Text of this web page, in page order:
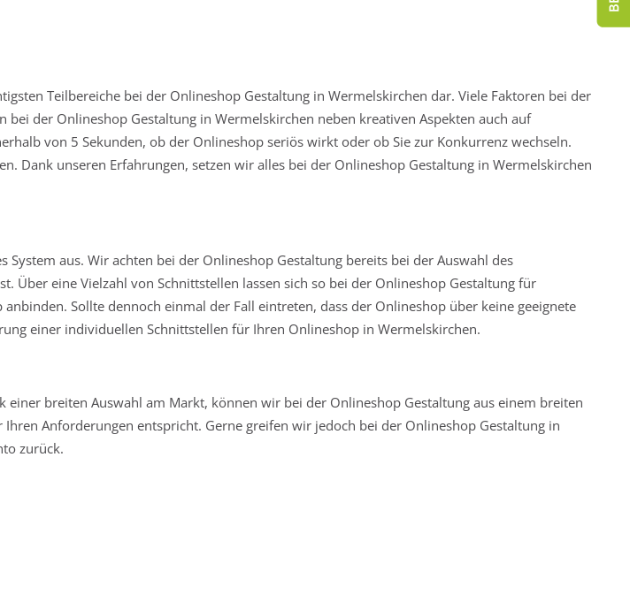
Teilbereiche bei der Onlineshop Gestaltung in Wermelskirchen dar. Viele Faktoren bei der
der Onlineshop Gestaltung in Wermelskirchen neben kreativen Aspekten auch auf
von 5 Sekunden, ob der Onlineshop seriös wirkt oder ob Sie zur Konkurrenz wechseln.
Dank unseren Erfahrungen, setzen wir alles bei der Onlineshop Gestaltung in Wermelskirchen
aus. Wir achten bei der Onlineshop Gestaltung bereits bei der Auswahl des
Über eine Vielzahl von Schnittstellen lassen sich so bei der Onlineshop Gestaltung für
Sollte dennoch einmal der Fall eintreten, dass der Onlineshop über keine geeignete
einer individuellen Schnittstellen für Ihren Onlineshop in Wermelskirchen.
breiten Auswahl am Markt, können wir bei der Onlineshop Gestaltung aus einem breiten
Anforderungen entspricht. Gerne greifen wir jedoch bei der Onlineshop Gestaltung in
zurück.